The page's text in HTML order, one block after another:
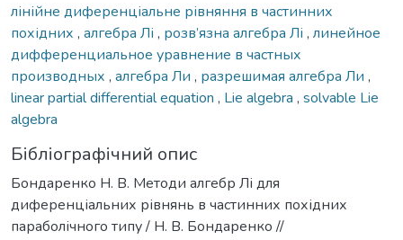
лінійне диференціальне рівняння в частинних
похідних , алгебра Лі , розв’язна алгебра Лі , линейное
дифференциальное уравнение в частных
производных , алгебра Ли , разрешимая алгебра Ли ,
linear partial differential equation , Lie algebra , solvable Lie
algebra
Бібліографічний опис
Бондаренко Н. В. Методи алгебр Лі для
диференціальних рівнянь в частинних похідних
параболічного типу / Н. В. Бондаренко //